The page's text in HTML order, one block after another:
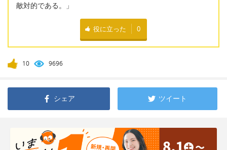
敵対的である。」
役に立った 0
10 9696
シェア ツイート